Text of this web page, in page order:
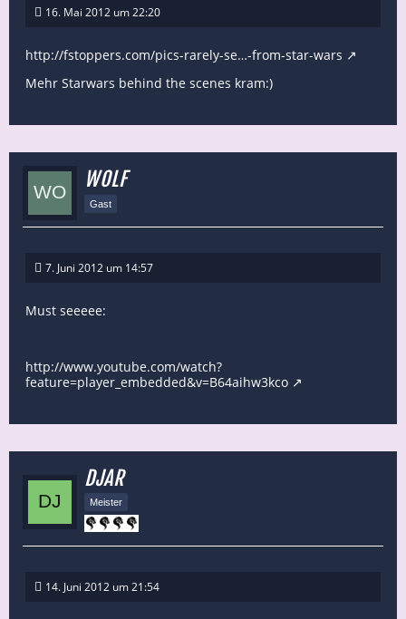
16. Mai 2012 um 22:20
http://fstoppers.com/pics-rarely-se…-from-star-wars
Mehr Starwars behind the scenes kram:)
WOLF
Gast
7. Juni 2012 um 14:57
Must seeeee:
http://www.youtube.com/watch?
feature=player_embedded&v=B64aihw3kco
DJAR
Meister
14. Juni 2012 um 21:54